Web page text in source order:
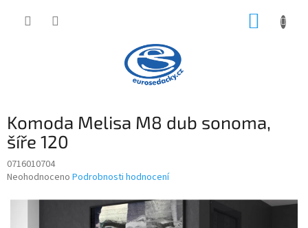
Komoda Melisa M8 dub sonoma,
šíře 120
0716010704
Průměrné
produktu
Neohodnoceno Podrobnosti hodnocení